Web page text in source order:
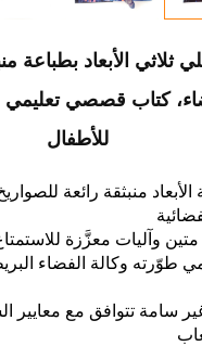
كتاب قصصي تعليمي
للأطفال
الأبعاد منبثقة رائعة
وآليات معزَّزة
سامة تتوافق مع معايير